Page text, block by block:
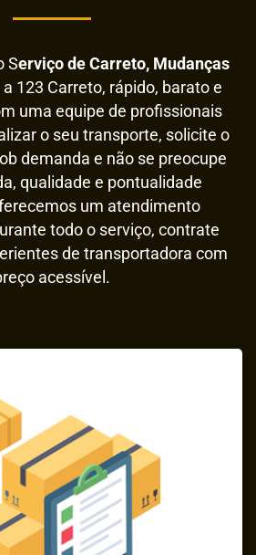
Serviço de Carreto, Mudanças
a 123 Carreto, rápido, barato e
uma equipe de profissionais
o seu transporte, solicite o
demanda e não se preocupe
qualidade e pontualidade
um atendimento
todo o serviço, contrate
de transportadora com
acessível.